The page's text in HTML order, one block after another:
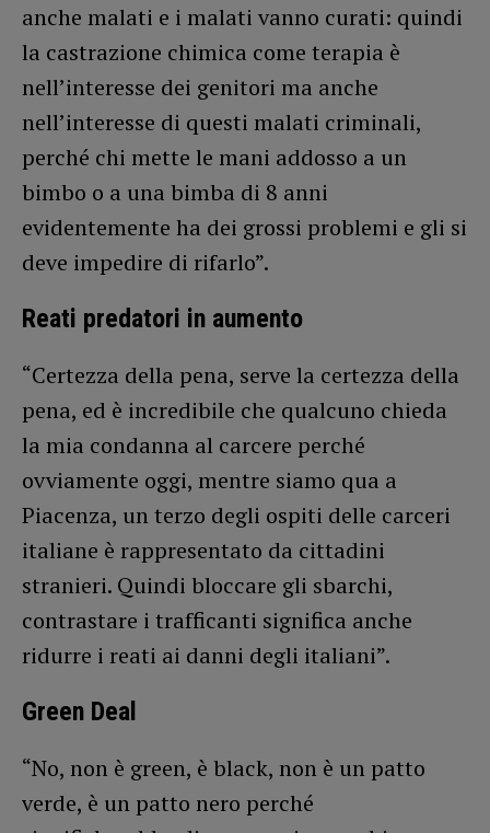
anche malati e i malati vanno curati: quindi
la castrazione chimica come terapia è
nell’interesse dei genitori ma anche
nell’interesse di questi malati criminali,
perché chi mette le mani addosso a un
bimbo o a una bimba di 8 anni
evidentemente ha dei grossi problemi e gli si
deve impedire di rifarlo”.
Reati predatori in aumento
“Certezza della pena, serve la certezza della
pena, ed è incredibile che qualcuno chieda
la mia condanna al carcere perché
ovviamente oggi, mentre siamo qua a
Piacenza, un terzo degli ospiti delle carceri
italiane è rappresentato da cittadini
stranieri. Quindi bloccare gli sbarchi,
contrastare i trafficanti significa anche
ridurre i reati ai danni degli italiani”.
Green Deal
“No, non è green, è black, non è un patto
verde, è un patto nero perché